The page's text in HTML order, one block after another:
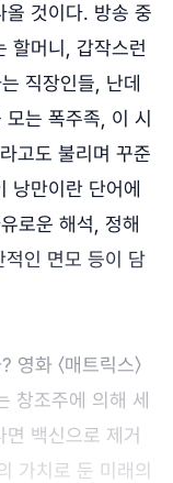
올 것이다. 방송 중
할머니, 갑작스런
직장인들, 난데
모는 폭주족, 이 시
고도 불리며 꾸준
낭만이란 단어에
로운 해석, 정해
인 면모 등이 담
화 〈매트릭스〉
창조주에 의해 세
백신으로 제거
가치로 둔 미래의